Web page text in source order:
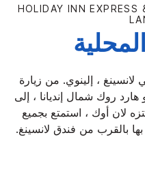
HOLIDAY INN EXPRESS
لانسينغ ، إلينوي. من زيارة
هارد روك شمال إنديانا ، إلى
لان أوك ، استمتع بجميع
بها بالقرب من فندق لانسينغ.